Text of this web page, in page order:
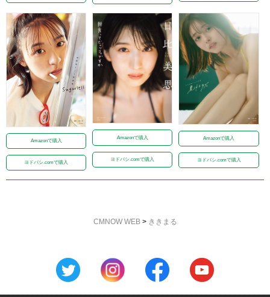
Amazonで購入
ヨドバシ.comで購入
Amazonで購入
ヨドバシ.comで購入
Amazonで購入
ヨドバシ.comで購入
CMNOW WEB> ききまる